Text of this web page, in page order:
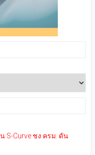
S-Curve ชง ครม. ดัน